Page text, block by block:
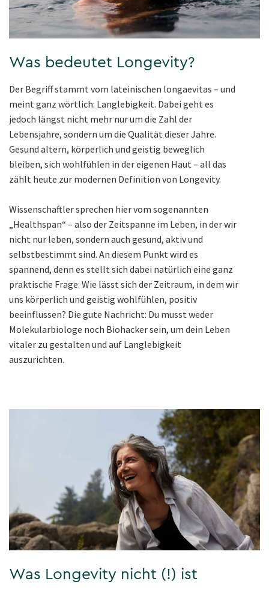
Was bedeutet Longevity?
Der Begriff stammt vom lateinischen longaevitas – und
meint ganz wörtlich: Langlebigkeit. Dabei geht es
jedoch längst nicht mehr nur um die Zahl der
Lebensjahre, sondern um die Qualität dieser Jahre.
Gesund altern, körperlich und geistig beweglich
bleiben, sich wohlfühlen in der eigenen Haut – all das
zählt heute zur modernen Definition von Longevity.
Wissenschaftler sprechen hier vom sogenannten
„Healthspan“ – also der Zeitspanne im Leben, in der wir
nicht nur leben, sondern auch gesund, aktiv und
selbstbestimmt sind. An diesem Punkt wird es
spannend, denn es stellt sich dabei natürlich eine ganz
praktische Frage: Wie lässt sich der Zeitraum, in dem wir
uns körperlich und geistig wohlfühlen, positiv
beeinflussen? Die gute Nachricht: Du musst weder
Molekularbiologe noch Biohacker sein, um dein Leben
vitaler zu gestalten und auf Langlebigkeit
auszurichten.
Was Longevity nicht (!) ist